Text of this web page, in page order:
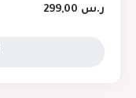
ر.س